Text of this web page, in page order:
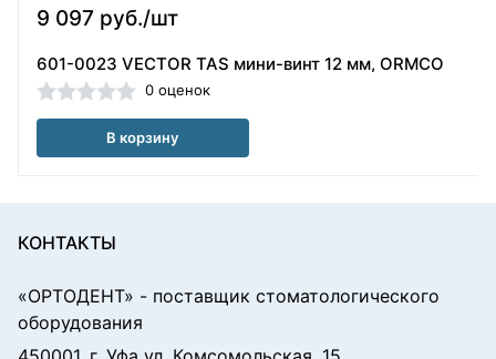
9 097 руб./шт
601-0023 VECTOR TAS мини-винт 12 мм, ORMCO
0 оценок
В корзину
КОНТАКТЫ
«ОРТОДЕНТ» - поставщик стоматологического
оборудования